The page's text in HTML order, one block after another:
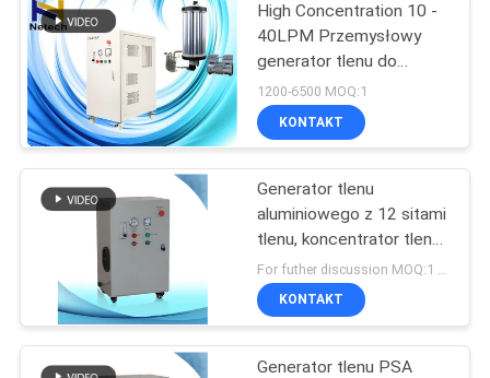
Generator Ozonu
Handlowego
341
Generator Ozonu
domowego
452
High Concentration 10 -
40LPM Przemysłowy
generator tlenu do
akwarium / farmy
wędkarskiej
1200-6500 MOQ:1
KONTAKT
Generator tlenu
aluminiowego z 12 sitami
tlenu, koncentrator tlenu
15 l / min
KONTAKT
Generator tlenu PSA